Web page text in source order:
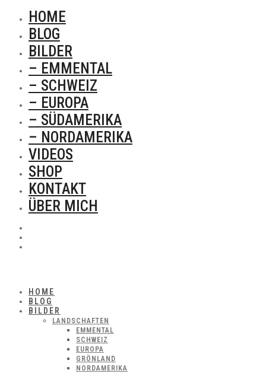
HOME
BLOG
BILDER
– EMMENTAL
– SCHWEIZ
– EUROPA
– SÜDAMERIKA
– NORDAMERIKA
VIDEOS
SHOP
KONTAKT
ÜBER MICH
HOME
BLOG
BILDER
LANDSCHAFTEN
EMMENTAL
SCHWEIZ
EUROPA
GRÖNLAND
NORDAMERIKA